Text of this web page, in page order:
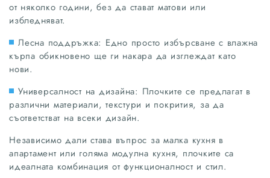
от няколко години, без да стават матови или
избледняват.
Лесна поддръжка: Едно просто избърсване с влажна
кърпа обикновено ще ги накара да изглеждат като
нови.
Универсалност на дизайна: Плочките се предлагат в
различни материали, текстури и покрития, за да
съответстват на всеки дизайн.
Независимо дали става въпрос за малка кухня в
апартамент или голяма модулна кухня, плочките са
идеалната комбинация от функционалност и стил.